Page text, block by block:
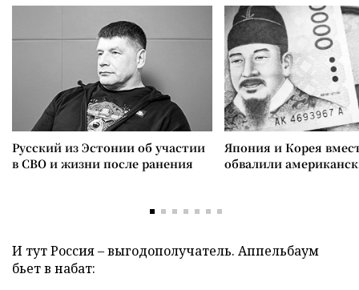
Русский из Эстонии об участии
в СВО и жизни после ранения
Япония и Корея
обвалили
И тут Россия – выгодополучатель. Аппельбаум
бьет в набат: